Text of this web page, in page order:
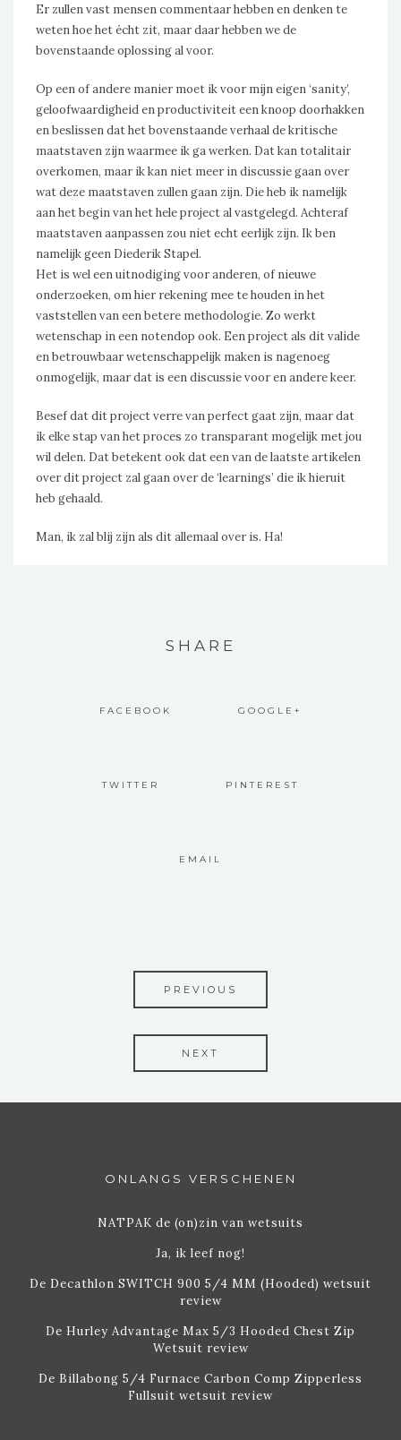
Er zullen vast mensen commentaar hebben en denken te
weten hoe het écht zit, maar daar hebben we de
bovenstaande oplossing al voor.
Op een of andere manier moet ik voor mijn eigen ‘sanity’,
geloofwaardigheid en productiviteit een knoop doorhakken
en beslissen dat het bovenstaande verhaal de kritische
maatstaven zijn waarmee ik ga werken. Dat kan totalitair
overkomen, maar ik kan niet meer in discussie gaan over
wat deze maatstaven zullen gaan zijn. Die heb ik namelijk
aan het begin van het hele project al vastgelegd. Achteraf
maatstaven aanpassen zou niet echt eerlijk zijn. Ik ben
namelijk geen Diederik Stapel.
Het is wel een uitnodiging voor anderen, of nieuwe
onderzoeken, om hier rekening mee te houden in het
vaststellen van een betere methodologie. Zo werkt
wetenschap in een notendop ook. Een project als dit valide
en betrouwbaar wetenschappelijk maken is nagenoeg
onmogelijk, maar dat is een discussie voor en andere keer.
Besef dat dit project verre van perfect gaat zijn, maar dat
ik elke stap van het proces zo transparant mogelijk met jou
wil delen. Dat betekent ook dat een van de laatste artikelen
over dit project zal gaan over de ‘learnings’ die ik hieruit
heb gehaald.
Man, ik zal blij zijn als dit allemaal over is. Ha!
SHARE
FACEBOOK GOOGLE+
TWITTER PINTEREST
EMAIL
PREVIOUS
NEXT
ONLANGS VERSCHENEN
NATPAK de (on)zin van wetsuits
Ja, ik leef nog!
De Decathlon SWITCH 900 5/4 MM (Hooded) wetsuit
review
De Hurley Advantage Max 5/3 Hooded Chest Zip
Wetsuit review
De Billabong 5/4 Furnace Carbon Comp Zipperless
Fullsuit wetsuit review